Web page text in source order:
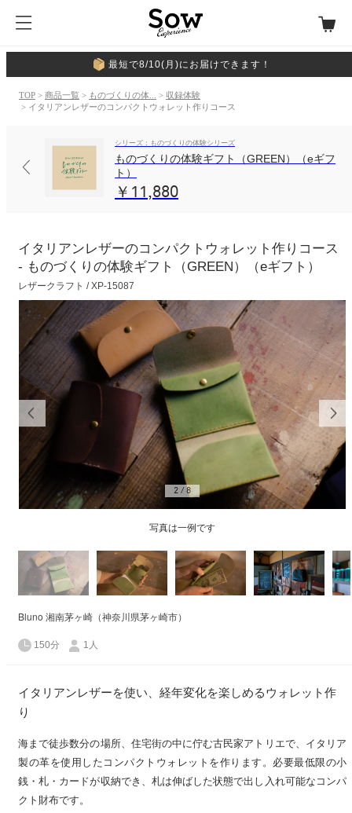
最短で8/10(月)にお届けできます！
TOP > 商品一覧 > ものづくりの体... > 収録体験
> イタリアンレザーのコンパクトウォレット作りコース
シリーズ：ものづくりの体験シリーズ
ものづくりの体験ギフト（GREEN）（eギフ
ト）
￥11,880
イタリアンレザーのコンパクトウォレット作りコース
- ものづくりの体験ギフト（GREEN）（eギフト）
レザークラフト / XP-15087
写真は一例です
2 / 8
Bluno 湘南茅ヶ崎（神奈川県茅ヶ崎市）
150分 1人
イタリアンレザーを使い、経年変化を楽しめるウォレット作
り
海まで徒歩数分の場所、住宅街の中に佇む古民家アトリエで、イタリア
製の革を使用したコンパクトウォレットを作ります。必要最低限の小
銭・札・カードが収納でき、札は伸ばした状態で出し入れ可能なコンパ
クト財布です。